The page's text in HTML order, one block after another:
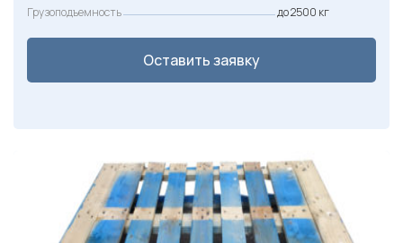
Грузоподъемность
до 2500 кг
Оставить заявку